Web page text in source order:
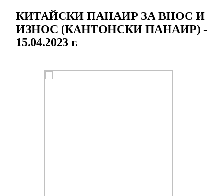
КИТАЙСКИ ПАНАИР ЗА ВНОС И
ИЗНОС (КАНТОНСКИ ПАНАИР) -
15.04.2023 г.